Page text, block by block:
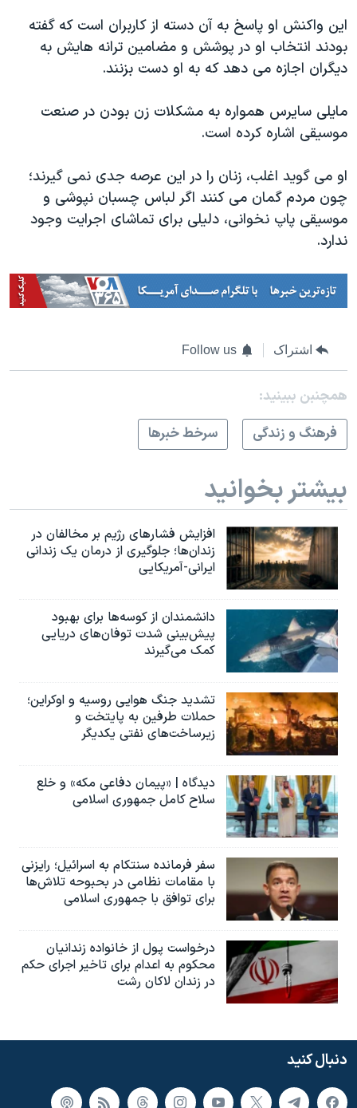
این واکنش او پاسخ به آن دسته از کاربران است که گفته
بودند انتخاب او در پوشش و مضامین ترانه هایش به
دیگران اجازه می دهد که به او دست بزنند.
مایلی سایرس همواره به مشکلات زن بودن در صنعت
موسیقی اشاره کرده است.
او می گوید اغلب، زنان را در این عرصه جدی نمی گیرند؛
چون مردم گمان می کنند اگر لباس چسبان نپوشی و
موسیقی پاپ نخوانی، دلیلی برای تماشای اجرایت وجود
ندارد.
اشتراک Follow us
همچنبن ببینید:
فرهنگ و زندگی
سرخط خبرها
بیشتر بخوانید
افزایش فشارهای رژیم بر مخالفان در
زندان‌ها؛ جلوگیری از درمان یک زندانی
ایرانی-آمریکایی
دانشمندان از کوسه‌ها برای بهبود
پیش‌بینی شدت توفان‌های دریایی
کمک می‌گیرند
تشدید جنگ هوایی روسیه و اوکراین؛
حملات طرفین به پایتخت‌ و
زیرساخت‌های نفتی یکدیگر
دیدگاه | «پیمان دفاعی مکه» و خلع
سلاح کامل جمهوری اسلامی
سفر فرمانده سنتکام به اسرائیل؛ رایزنی
با مقامات نظامی در بحبوحه تلاش‌ها
برای توافق با جمهوری اسلامی
درخواست پول از خانواده زندانیان
محکوم به‌ اعدام برای تاخیر اجرای حکم
در زندان لاکان رشت
دنبال کنید